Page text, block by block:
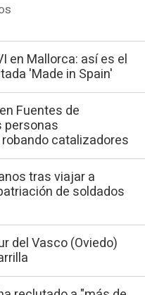
en Mallorca: así es el
'Made in Spain'
Fuentes de
personas
catalizadores
tras viajar a
de soldados
del Vasco (Oviedo)